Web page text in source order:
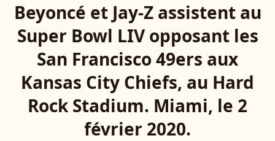
Beyoncé et Jay-Z assistent au
Super Bowl LIV opposant les
San Francisco 49ers aux
Kansas City Chiefs, au Hard
Rock Stadium. Miami, le 2
février 2020.